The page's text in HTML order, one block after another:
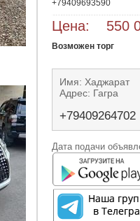
+79409693590
Цена: 550
Возможен торг
Имя: Хаджарат
Адрес: Гагра
+79409264702
Дата подачи